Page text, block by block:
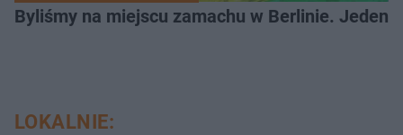
Byliśmy na miejscu zamachu w Berlinie. Jeden
LOKALNIE: